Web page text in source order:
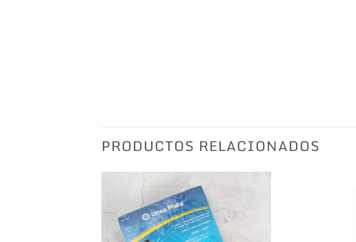
PRODUCTOS RELACIONADOS